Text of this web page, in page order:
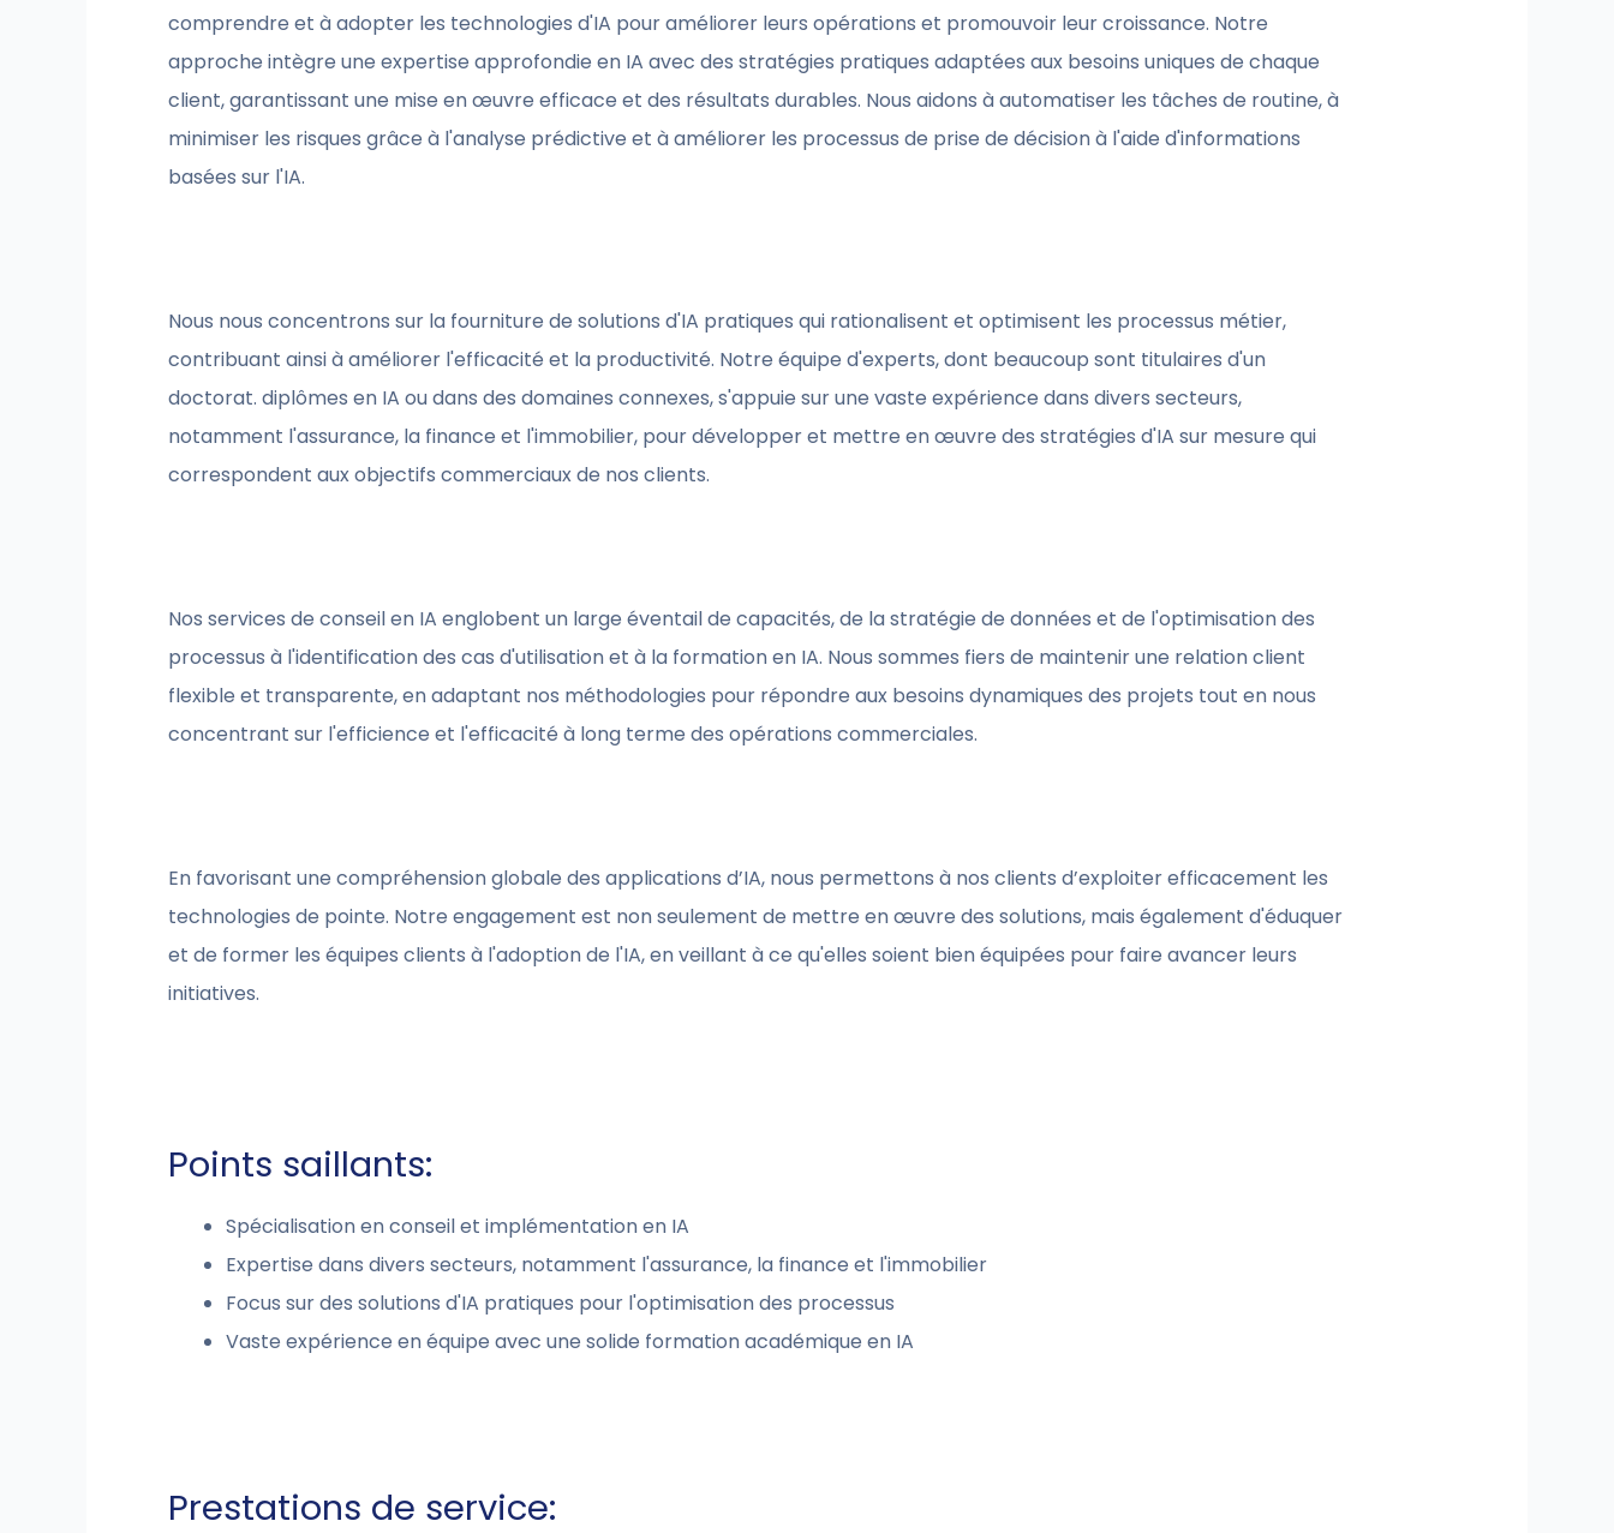
comprendre et à adopter les technologies d'IA pour améliorer leurs opérations et promouvoir leur croissance. Notre
approche intègre une expertise approfondie en IA avec des stratégies pratiques adaptées aux besoins uniques de chaque
client, garantissant une mise en œuvre efficace et des résultats durables. Nous aidons à automatiser les tâches de routine, à
minimiser les risques grâce à l'analyse prédictive et à améliorer les processus de prise de décision à l'aide d'informations
basées sur l'IA.
Nous nous concentrons sur la fourniture de solutions d'IA pratiques qui rationalisent et optimisent les processus métier,
contribuant ainsi à améliorer l'efficacité et la productivité. Notre équipe d'experts, dont beaucoup sont titulaires d'un
doctorat. diplômes en IA ou dans des domaines connexes, s'appuie sur une vaste expérience dans divers secteurs,
notamment l'assurance, la finance et l'immobilier, pour développer et mettre en œuvre des stratégies d'IA sur mesure qui
correspondent aux objectifs commerciaux de nos clients.
Nos services de conseil en IA englobent un large éventail de capacités, de la stratégie de données et de l'optimisation des
processus à l'identification des cas d'utilisation et à la formation en IA. Nous sommes fiers de maintenir une relation client
flexible et transparente, en adaptant nos méthodologies pour répondre aux besoins dynamiques des projets tout en nous
concentrant sur l'efficience et l'efficacité à long terme des opérations commerciales.
En favorisant une compréhension globale des applications d’IA, nous permettons à nos clients d’exploiter efficacement les
technologies de pointe. Notre engagement est non seulement de mettre en œuvre des solutions, mais également d'éduquer
et de former les équipes clients à l'adoption de l'IA, en veillant à ce qu'elles soient bien équipées pour faire avancer leurs
initiatives.
Points saillants:
Spécialisation en conseil et implémentation en IA
Expertise dans divers secteurs, notamment l'assurance, la finance et l'immobilier
Focus sur des solutions d'IA pratiques pour l'optimisation des processus
Vaste expérience en équipe avec une solide formation académique en IA
Prestations de service: